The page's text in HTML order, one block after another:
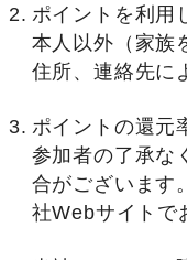
ポイントを利用
本人以外（家族
住所、連絡先に
ポイントの還元
参加者の了承な
合がございます
社Webサイトで